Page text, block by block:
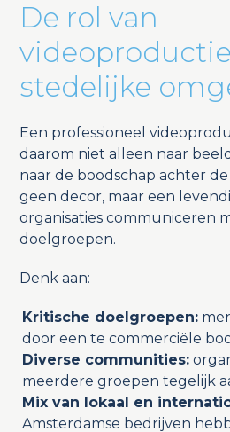
De rol van
stedelijke
Een professioneel
daarom niet alleen naar
naar de boodschap achter
geen decor, maar een
organisaties communiceren
doelgroepen.
Denk aan:
Kritische doelgroepen:
door een te commerciële
Diverse communities:
meerdere groepen tegelijk
Mix van lokaal en
Amsterdamse bedrijven